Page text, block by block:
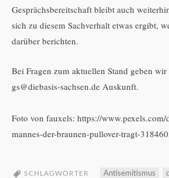
Gesprächsbereitschaft bleibt auch
sich zu diesem Sachverhalt etwas ergibt,
darüber berichten.
Bei Fragen zum aktuellen Stand geben
gs@diebasis-sachsen.de Auskunft.
Foto von fauxels: https://
mannes-der-braunen-pullover-tragt-
SCHLAGWÖRTER Antisemitismus